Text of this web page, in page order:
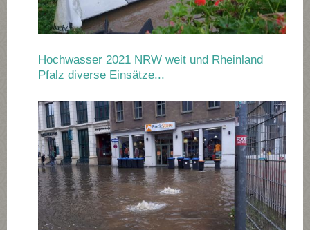
Hochwasser 2021 NRW weit und Rheinland
Pfalz diverse Einsätze...